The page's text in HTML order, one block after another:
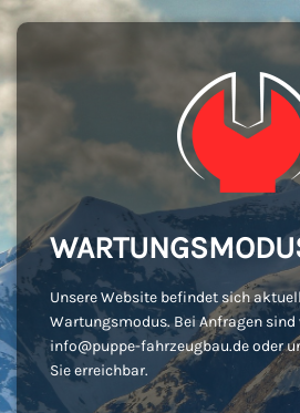
Unsere Website befindet sich
Wartungsmodus. Bei Anfragen
info@puppe-fahrzeugbau.de oder
Sie erreichbar.